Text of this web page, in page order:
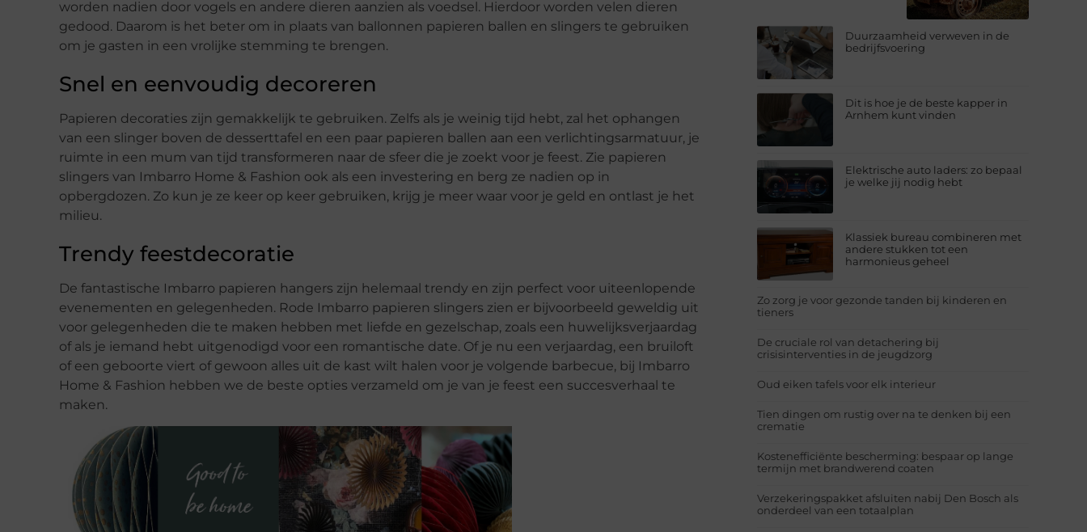
worden nadien door vogels en andere dieren aanzien als voedsel. Hierdoor worden velen dieren
gedood. Daarom is het beter om in plaats van ballonnen papieren ballen en slingers te gebruiken
om je gasten in een vrolijke stemming te brengen.
Snel en eenvoudig decoreren
Papieren decoraties zijn gemakkelijk te gebruiken. Zelfs als je weinig tijd hebt, zal het ophangen
van een slinger boven de desserttafel en een paar papieren ballen aan een verlichtingsarmatuur, je
ruimte in een mum van tijd transformeren naar de sfeer die je zoekt voor je feest. Zie papieren
slingers van Imbarro Home & Fashion ook als een investering en berg ze nadien op in
opbergdozen. Zo kun je ze keer op keer gebruiken, krijg je meer waar voor je geld en ontlast je het
milieu.
Trendy feestdecoratie
De fantastische Imbarro papieren hangers zijn helemaal trendy en zijn perfect voor uiteenlopende
evenementen en gelegenheden. Rode Imbarro papieren slingers zien er bijvoorbeeld geweldig uit
voor gelegenheden die te maken hebben met liefde en gezelschap, zoals een huwelijksverjaardag
of als je iemand hebt uitgenodigd voor een romantische date. Of je nu een verjaardag, een bruiloft
of een geboorte viert of gewoon alles uit de kast wilt halen voor je volgende barbecue, bij Imbarro
Home & Fashion hebben we de beste opties verzameld om je van je feest een succesverhaal te
maken.
Duurzaamheid verweven in de
bedrijfsvoering
Dit is hoe je de beste kapper in
Arnhem kunt vinden
Elektrische auto laders: zo bepaal
je welke jij nodig hebt
Klassiek bureau combineren met
andere stukken tot een
harmonieus geheel
Zo zorg je voor gezonde tanden bij kinderen en
tieners
De cruciale rol van detachering bij
crisisinterventies in de jeugdzorg
Oud eiken tafels voor elk interieur
Tien dingen om rustig over na te denken bij een
crematie
Kostenefficiënte bescherming: bespaar op lange
termijn met brandwerend coaten
Verzekeringspakket afsluiten nabij Den Bosch als
onderdeel van een totaalplan